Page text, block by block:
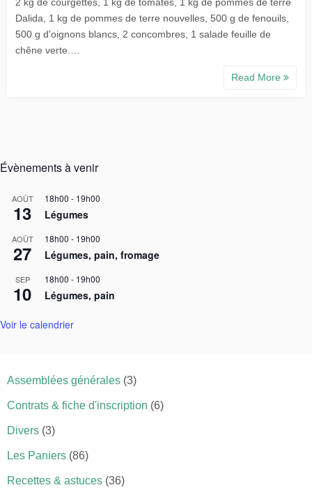
Dalida, 1 kg de pommes de terre nouvelles, 500 g de fenouils,
500 g d'oignons blancs, 2 concombres, 1 salade feuille de
chêne verte.…
Read More
Évènements à venir
AOÛT
13
18h00 - 19h00
Légumes
AOÛT
27
18h00 - 19h00
Légumes, pain, fromage
SEP
10
18h00 - 19h00
Légumes, pain
Voir le calendrier
Assemblées générales (3)
Contrats & fiche d'inscription (6)
Divers (3)
Les Paniers (86)
Recettes & astuces (36)